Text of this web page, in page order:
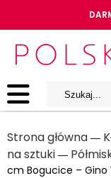
Strona główna ―
na sztuki ―
cm Bogucice – Gino